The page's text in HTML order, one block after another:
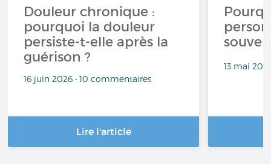
Douleur chronique :
pourquoi la douleur
persiste-t-elle après la
guérison ?
16 juin 2026 • 10 commentaires
Lire l'article
13 mai